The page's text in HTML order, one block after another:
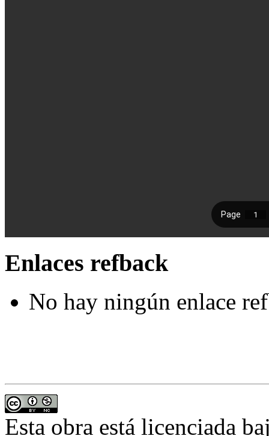
Enlaces refback
No hay ningún enlace
Esta obra está licenciada